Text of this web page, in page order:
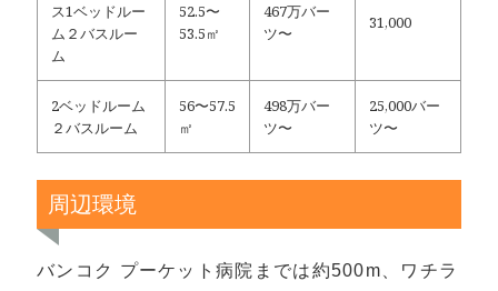
ス1ベッドルー
ム２バスルー
ム
52.5〜
53.5㎡
467万バー
ツ〜
31,000
2ベッドルーム
２バスルーム
56〜57.5
㎡
498万バー
ツ〜
25,000バー
ツ〜
周辺環境
バンコク プーケット病院までは約500m、ワチラ